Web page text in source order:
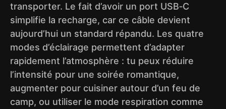
transporter. Le fait d’avoir un port USB‑C
simplifie la recharge, car ce câble devient
aujourd’hui un standard répandu. Les quatre
modes d’éclairage permettent d’adapter
rapidement l’atmosphère : tu peux réduire
l’intensité pour une soirée romantique,
augmenter pour cuisiner autour d’un feu de
camp, ou utiliser le mode respiration comme